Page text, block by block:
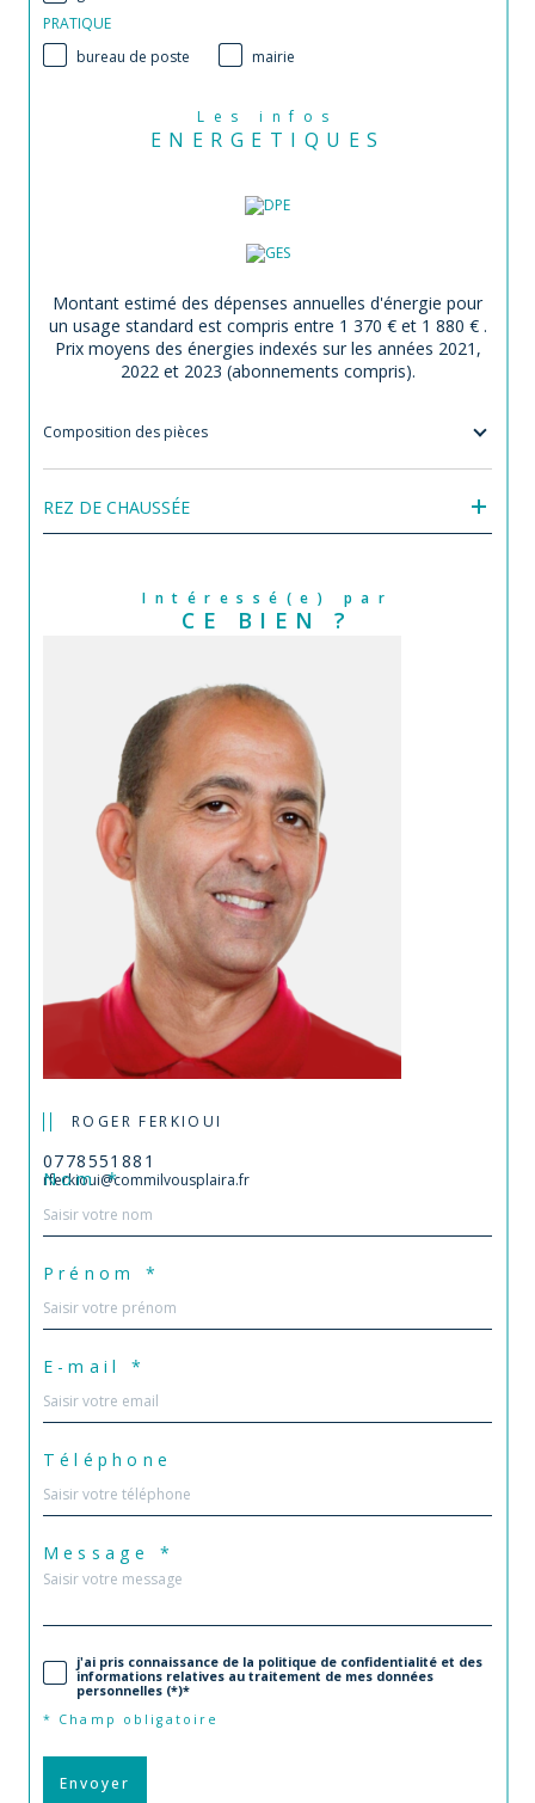
PRATIQUE
bureau de poste
mairie
Les infos
ENERGETIQUES
Montant estimé des dépenses annuelles d'énergie pour
un usage standard est compris entre 1 370 € et 1 880 € .
Prix moyens des énergies indexés sur les années 2021,
2022 et 2023 (abonnements compris).
Composition des pièces
REZ DE CHAUSSÉE
Intéressé(e) par
CE BIEN ?
ROGER FERKIOUI
0778551881
rferkioui@commilvousplaira.fr
Nom *
Prénom *
E-mail *
Téléphone
Message *
j'ai pris connaissance de la politique de confidentialité et des
informations relatives au traitement de mes données
personnelles (*)*
* Champ obligatoire
Envoyer